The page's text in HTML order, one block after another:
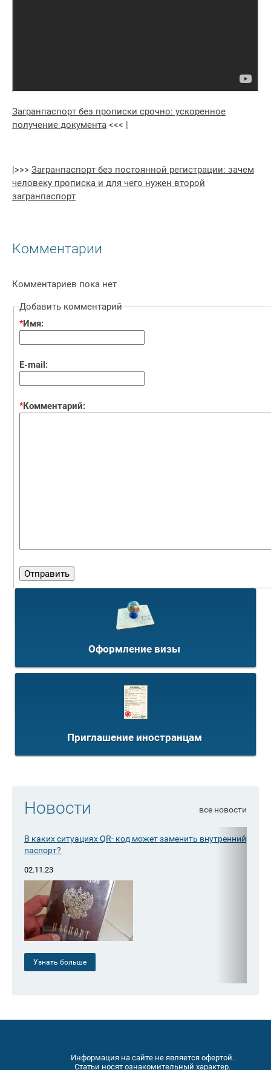
Оформление визы
Приглашение иностранцам
Новости все новости
В каких ситуациях QR- код может заменить внутренний
паспорт?
02.11.23
Узнать больше
Загранпаспорт без прописки срочно: ускоренное
получение документа <<< |
|>>> Загранпаспорт без постоянной регистрации: зачем
человеку прописка и для чего нужен второй
загранпаспорт
Комментарии
Комментариев пока нет
Добавить комментарий
*Имя:
E-mail:
*Комментарий:
Информация на сайте не является офертой.
Статьи носят ознакомительный характер.